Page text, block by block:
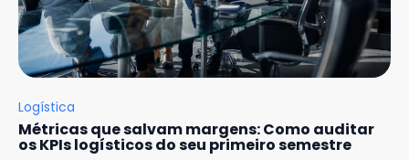
Logística
Métricas que salvam margens: Como auditar
os KPIs logísticos do seu primeiro semestre